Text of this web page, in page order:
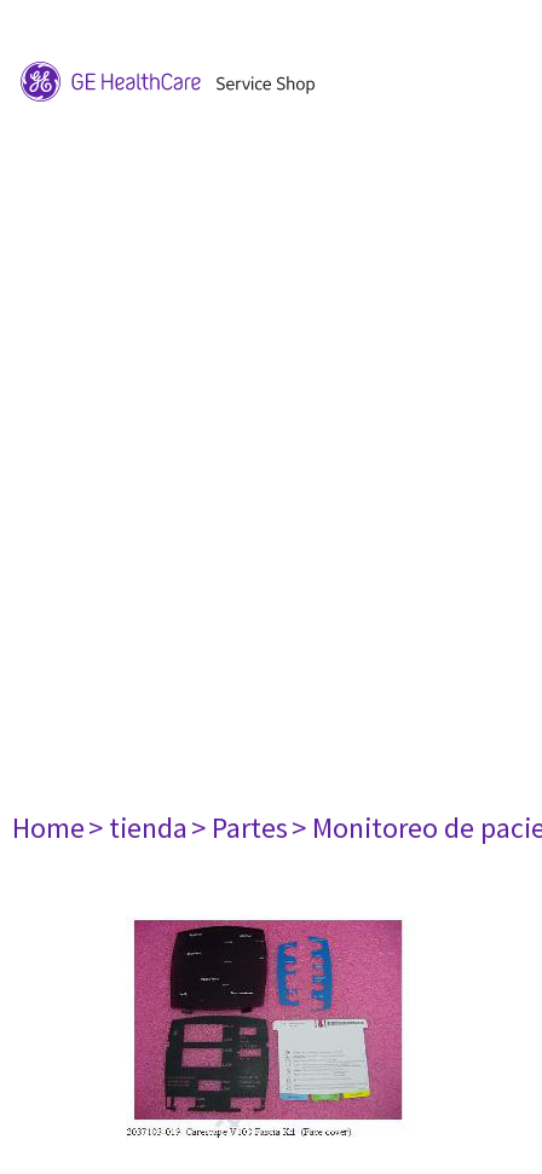
Home> tienda> Partes> Monitoreo de